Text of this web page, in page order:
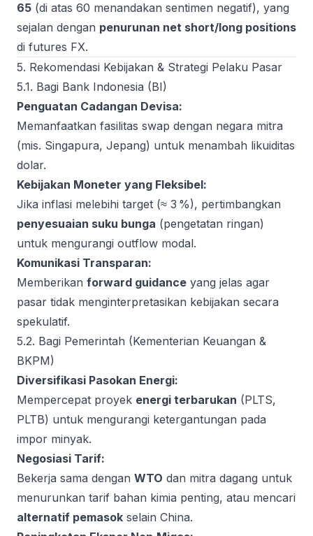
65 (di atas 60 menandakan sentimen negatif), yang
sejalan dengan penurunan net short/long positions
di futures FX.
5. Rekomendasi Kebijakan & Strategi Pelaku Pasar
5.1. Bagi Bank Indonesia (BI)
Penguatan Cadangan Devisa:
Memanfaatkan fasilitas swap dengan negara mitra
(mis. Singapura, Jepang) untuk menambah likuiditas
dolar.
Kebijakan Moneter yang Fleksibel:
Jika inflasi melebihi target (≈ 3 %), pertimbangkan
penyesuaian suku bunga (pengetatan ringan)
untuk mengurangi outflow modal.
Komunikasi Transparan:
Memberikan forward guidance yang jelas agar
pasar tidak menginterpretasikan kebijakan secara
spekulatif.
5.2. Bagi Pemerintah (Kementerian Keuangan &
BKPM)
Diversifikasi Pasokan Energi:
Mempercepat proyek energi terbarukan (PLTS,
PLTB) untuk mengurangi ketergantungan pada
impor minyak.
Negosiasi Tarif:
Bekerja sama dengan WTO dan mitra dagang untuk
menurunkan tarif bahan kimia penting, atau mencari
alternatif pemasok selain China.